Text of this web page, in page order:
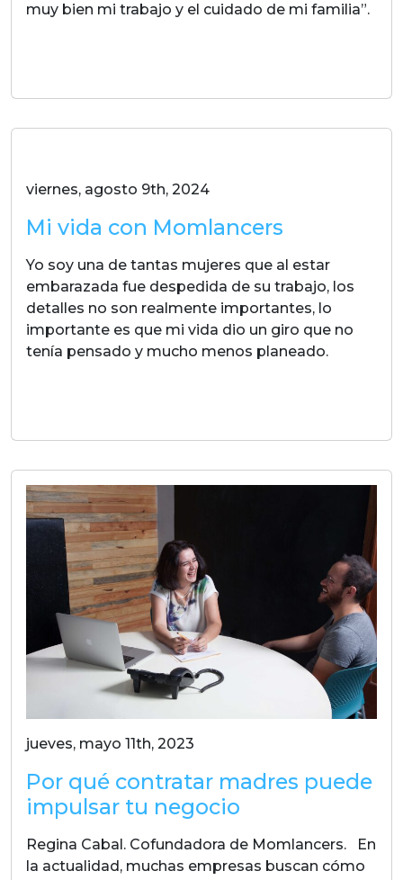
muy bien mi trabajo y el cuidado de mi familia”.
viernes, agosto 9th, 2024
Mi vida con Momlancers
Yo soy una de tantas mujeres que al estar
embarazada fue despedida de su trabajo, los
detalles no son realmente importantes, lo
importante es que mi vida dio un giro que no
tenía pensado y mucho menos planeado.
jueves, mayo 11th, 2023
Por qué contratar madres puede
impulsar tu negocio
Regina Cabal. Cofundadora de Momlancers. En
la actualidad, muchas empresas buscan cómo